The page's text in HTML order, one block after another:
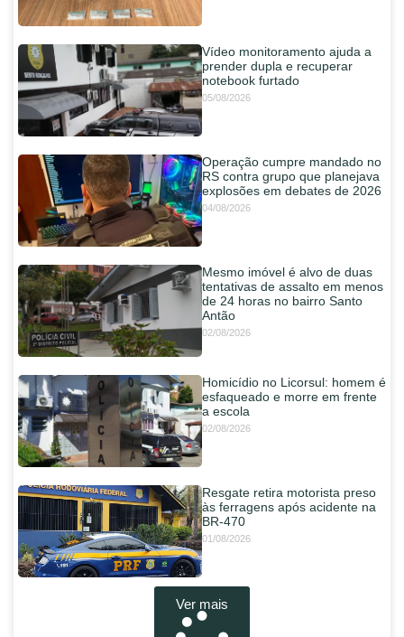
Vídeo monitoramento ajuda a
prender dupla e recuperar
notebook furtado
05/08/2026
Operação cumpre mandado no
RS contra grupo que planejava
explosões em debates de 2026
04/08/2026
Mesmo imóvel é alvo de duas
tentativas de assalto em menos
de 24 horas no bairro Santo
Antão
02/08/2026
Homicídio no Licorsul: homem é
esfaqueado e morre em frente
a escola
02/08/2026
Resgate retira motorista preso
às ferragens após acidente na
BR-470
01/08/2026
Ver mais